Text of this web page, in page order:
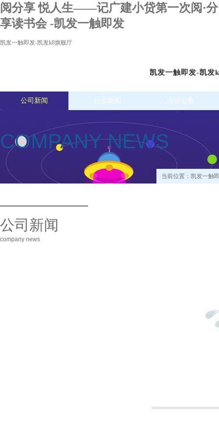
阅分享 悦人生——记广建小贷第一次阅·分
享读书会 -凯发一触即发
凯发一触即发-凯发k8旗舰厅
凯发一触即发-凯发
公司新闻 行业新闻 企业公告
COMPANY NEWS
当前位置： 凯发一触
公司新闻
company news